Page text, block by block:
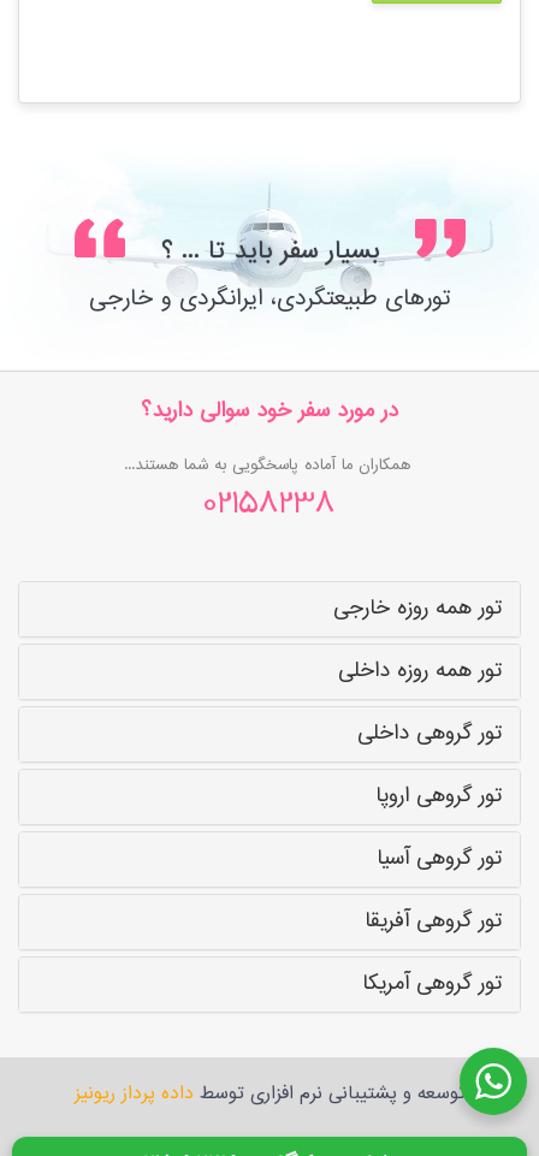
بسیار سفر باید تا ... ؟
تورهای طبیعتگردی، ایرانگردی و خارجی
در مورد سفر خود سوالی دارید؟
همکاران ما آماده پاسخگویی به شما هستند...
02158238
تور همه روزه خارجی
تور همه روزه داخلی
تور گروهی داخلی
تور گروهی اروپا
تور گروهی آسیا
تور گروهی آفریقا
تور گروهی آمریکا
توسعه و پشتیبانی نرم افزاری توسط داده پرداز ریونیز